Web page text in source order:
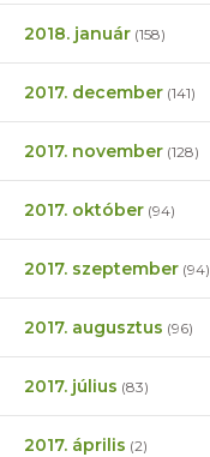
2018. január (158)
2017. december (141)
2017. november (128)
2017. október (94)
2017. szeptember (94)
2017. augusztus (96)
2017. július (83)
2017. április (2)